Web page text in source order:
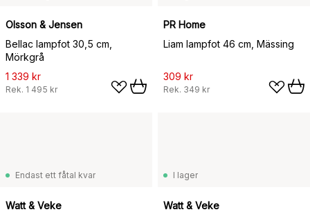
Olsson & Jensen
Bellac lampfot 30,5 cm,
Mörkgrå
1 339 kr
Rek. 1 495 kr
PR Home
Liam lampfot 46 cm, Mässing
309 kr
Rek. 349 kr
Endast ett fåtal kvar
Watt & Veke
I lager
Watt & Veke